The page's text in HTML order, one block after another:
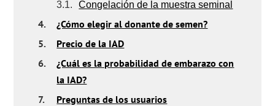
3.1. Congelación de la muestra seminal
4.
¿Cómo elegir al donante de semen?
5.
Precio de la IAD
6.
¿Cuál es la probabilidad de embarazo con
la IAD?
7.
Preguntas de los usuarios